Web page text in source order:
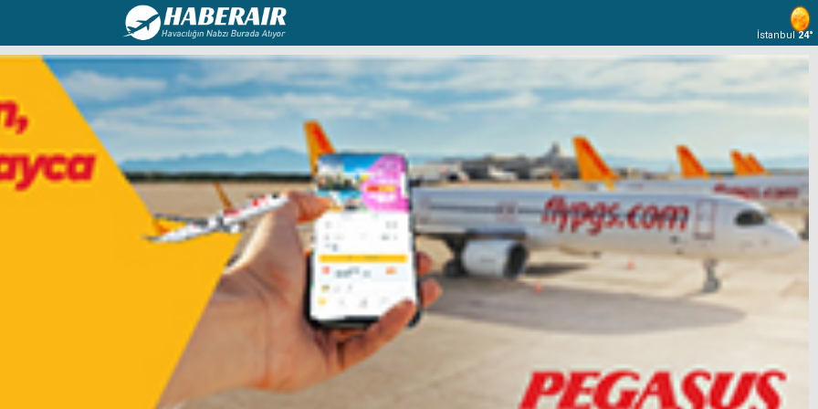
İstanbul24°